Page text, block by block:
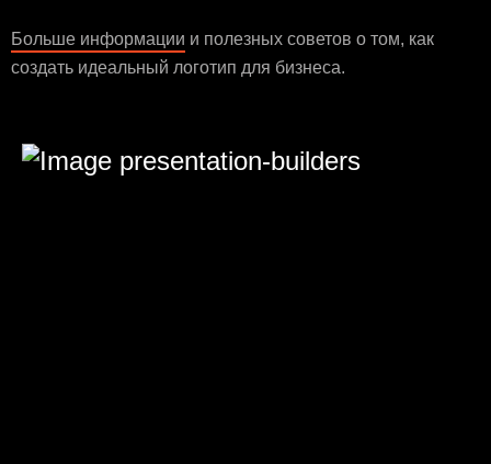
Больше информации и полезных советов о том, как
создать идеальный логотип для бизнеса.